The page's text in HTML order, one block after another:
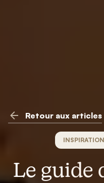
Retour aux articles
INSPIRATION
Le guide